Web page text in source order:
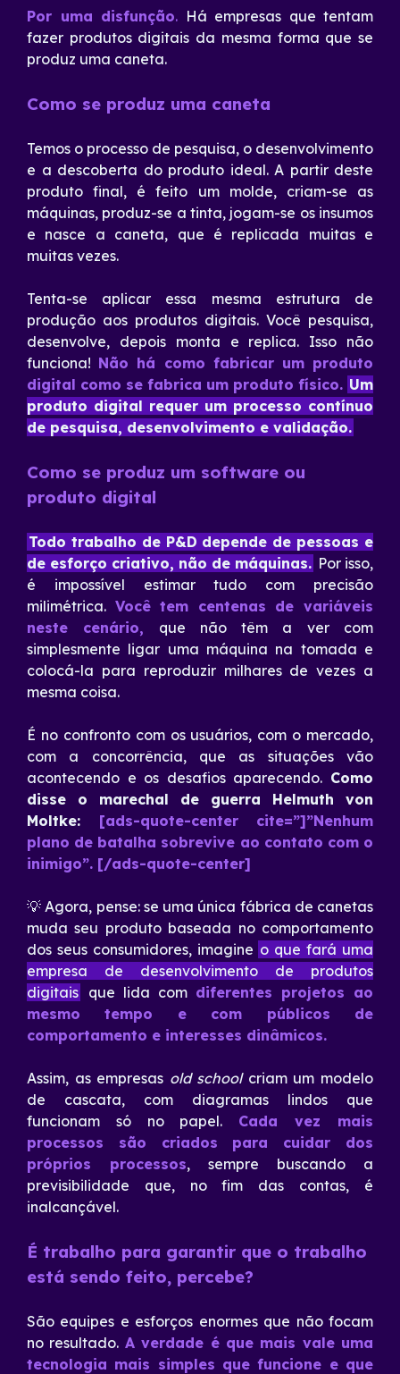
Por uma disfunção. Há empresas que tentam
fazer produtos digitais da mesma forma que se
produz uma caneta.
Como se produz uma caneta
Temos o processo de pesquisa, o desenvolvimento
e a descoberta do produto ideal. A partir deste
produto final, é feito um molde, criam-se as
máquinas, produz-se a tinta, jogam-se os insumos
e nasce a caneta, que é replicada muitas e
muitas vezes.
Tenta-se aplicar essa mesma estrutura de
produção aos produtos digitais. Você pesquisa,
desenvolve, depois monta e replica. Isso não
funciona! Não há como fabricar um produto
digital como se fabrica um produto físico. Um
produto digital requer um processo contínuo
de pesquisa, desenvolvimento e validação.
Como se produz um software ou
produto digital
Todo trabalho de P&D depende de pessoas e
de esforço criativo, não de máquinas. Por isso,
é impossível estimar tudo com precisão
milimétrica. Você tem centenas de variáveis
neste cenário, que não têm a ver com
simplesmente ligar uma máquina na tomada e
colocá-la para reproduzir milhares de vezes a
mesma coisa.
É no confronto com os usuários, com o mercado,
com a concorrência, que as situações vão
acontecendo e os desafios aparecendo. Como
disse o marechal de guerra Helmuth von
Moltke: [ads-quote-center cite=”]”Nenhum
plano de batalha sobrevive ao contato com o
inimigo”. [/ads-quote-center]
💡 Agora, pense: se uma única fábrica de canetas
muda seu produto baseada no comportamento
dos seus consumidores, imagine o que fará uma
empresa de desenvolvimento de produtos
digitais que lida com diferentes projetos ao
mesmo tempo e com públicos de
comportamento e interesses dinâmicos.
Assim, as empresas old schoolcriam um modelo
de cascata, com diagramas lindos que
funcionam só no papel. Cada vez mais
processos são criados para cuidar dos
próprios processos, sempre buscando a
previsibilidade que, no fim das contas, é
inalcançável.
É trabalho para garantir que o trabalho
está sendo feito, percebe?
São equipes e esforços enormes que não focam
no resultado. A verdade é que mais vale uma
tecnologia mais simples que funcione e que